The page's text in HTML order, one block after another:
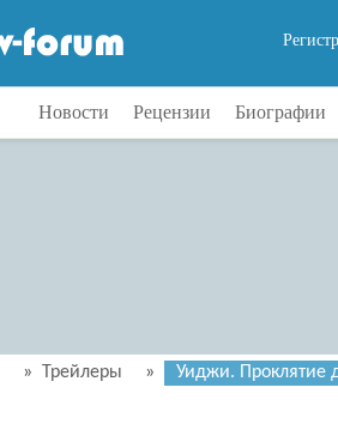
Новости Рецензии Биографии
» Трейлеры » Уиджи. Проклятие